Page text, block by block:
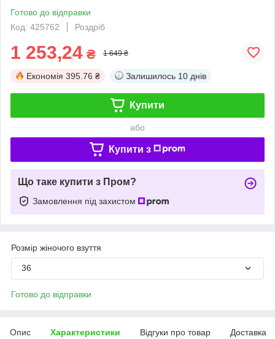
Готово до відправки
Код: 425762
Роздріб
1 253,24 ₴ 1 649 ₴
Економія 395.76 ₴ Залишилось 10 днів
Купити
або
Купити з
Що таке купити з Пром?
Замовлення під захистом
Розмір жіночого взуття
36
Готово до відправки
Опис Характеристики Відгуки про товар Доставка